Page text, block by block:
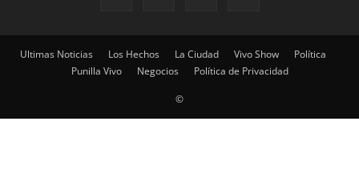
Ultimas Noticias Los Hechos La Ciudad Vivo Show
Política
Punilla Vivo
Negocios Política de Privacidad
©